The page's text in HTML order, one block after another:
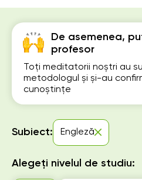
De asemenea,
profesor
Toți meditatorii noștri au
metodologul și și-au
cunoștințe
Subiect: Engleză
Alegeți nivelul de studiu: